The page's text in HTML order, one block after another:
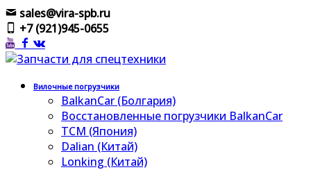
sales@vira-spb.ru
+7 (921)945-0655
Вилочные погрузчики
BalkanCar (Болгария)
Восстановленные погрузчики BalkanCar
TCM (Япония)
Dalian (Китай)
Lonking (Китай)